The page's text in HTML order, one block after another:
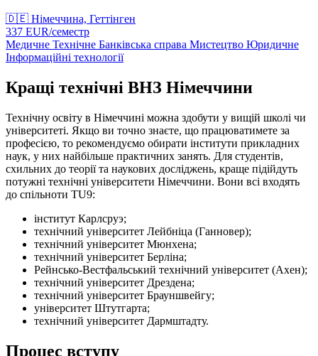
🇩🇪 Німеччина, Геттінген
337 EUR/семестр
Медичне Технічне Банківська справа Мистецтво Юридичне
Інформаційні технології
Кращі технічні ВНЗ Німеччини
Технічну освіту в Німеччині можна здобути у вищій школі чи
університеті. Якщо ви точно знаєте, що працюватимете за
професією, то рекомендуємо обирати інститути прикладних
наук, у них найбільше практичних занять. Для студентів,
схильних до теорії та наукових досліджень, краще підійдуть
потужні технічні університети Німеччини. Вони всі входять
до спільноти TU9:
інститут Карлсруэ;
технічний університет Лейбніца (Ганновер);
технічний університет Мюнхена;
технічний університет Берліна;
Рейнсько-Вестфальський технічний університет (Ахен);
технічний університет Дрездена;
технічний університет Брауншвейгу;
університет Штутгарта;
технічний університет Дармштадту.
Процес вступу